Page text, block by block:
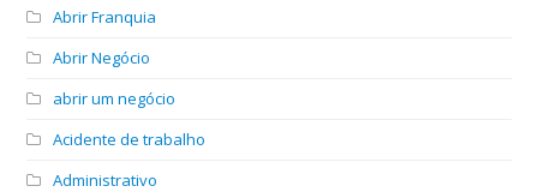
Abrir Franquia
Abrir Negócio
abrir um negócio
Acidente de trabalho
Administrativo